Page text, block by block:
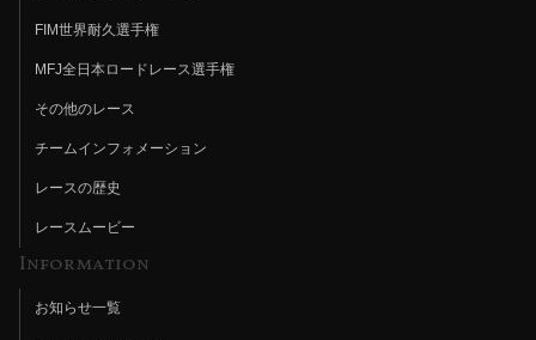
FIM世界耐久選手権
MFJ全日本ロードレース選手権
その他のレース
チームインフォメーション
レースの歴史
レースムービー
Information
お知らせ一覧